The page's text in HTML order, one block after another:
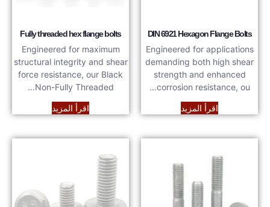
DIN 6921 Hexagon Flange Bolts
Engineered for applications
demanding both high shear
strength and enhanced
corrosion resistance, ou…
اقرأ المزيد
Fully threaded hex flange bolts
Engineered for maximum
structural integrity and shear
force resistance, our Black
Non-Fully Threaded…
اقرأ المزيد